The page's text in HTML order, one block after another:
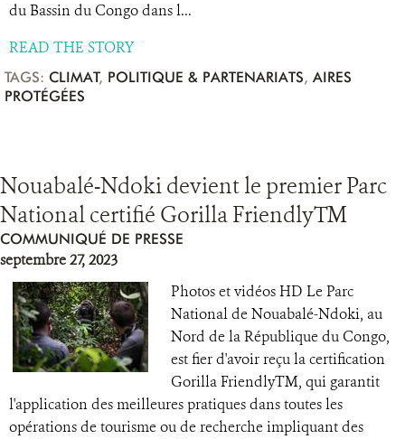
du Bassin du Congo dans l...
READ THE STORY
TAGS: CLIMAT, POLITIQUE & PARTENARIATS, AIRES
PROTÉGÉES
Nouabalé-Ndoki devient le premier Parc
National certifié Gorilla FriendlyTM
COMMUNIQUÉ DE PRESSE
septembre 27, 2023
Photos et vidéos HD Le Parc
National de Nouabalé-Ndoki, au
Nord de la République du Congo,
est fier d'avoir reçu la certification
Gorilla FriendlyTM, qui garantit
l'application des meilleures pratiques dans toutes les
opérations de tourisme ou de recherche impliquant des